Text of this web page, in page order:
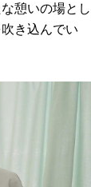
憩いの場とし
き込んでい